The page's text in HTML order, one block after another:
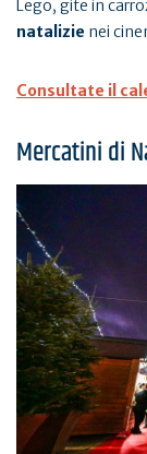
Lego, gite in
natalizie nei
Consultate il
Mercatini di